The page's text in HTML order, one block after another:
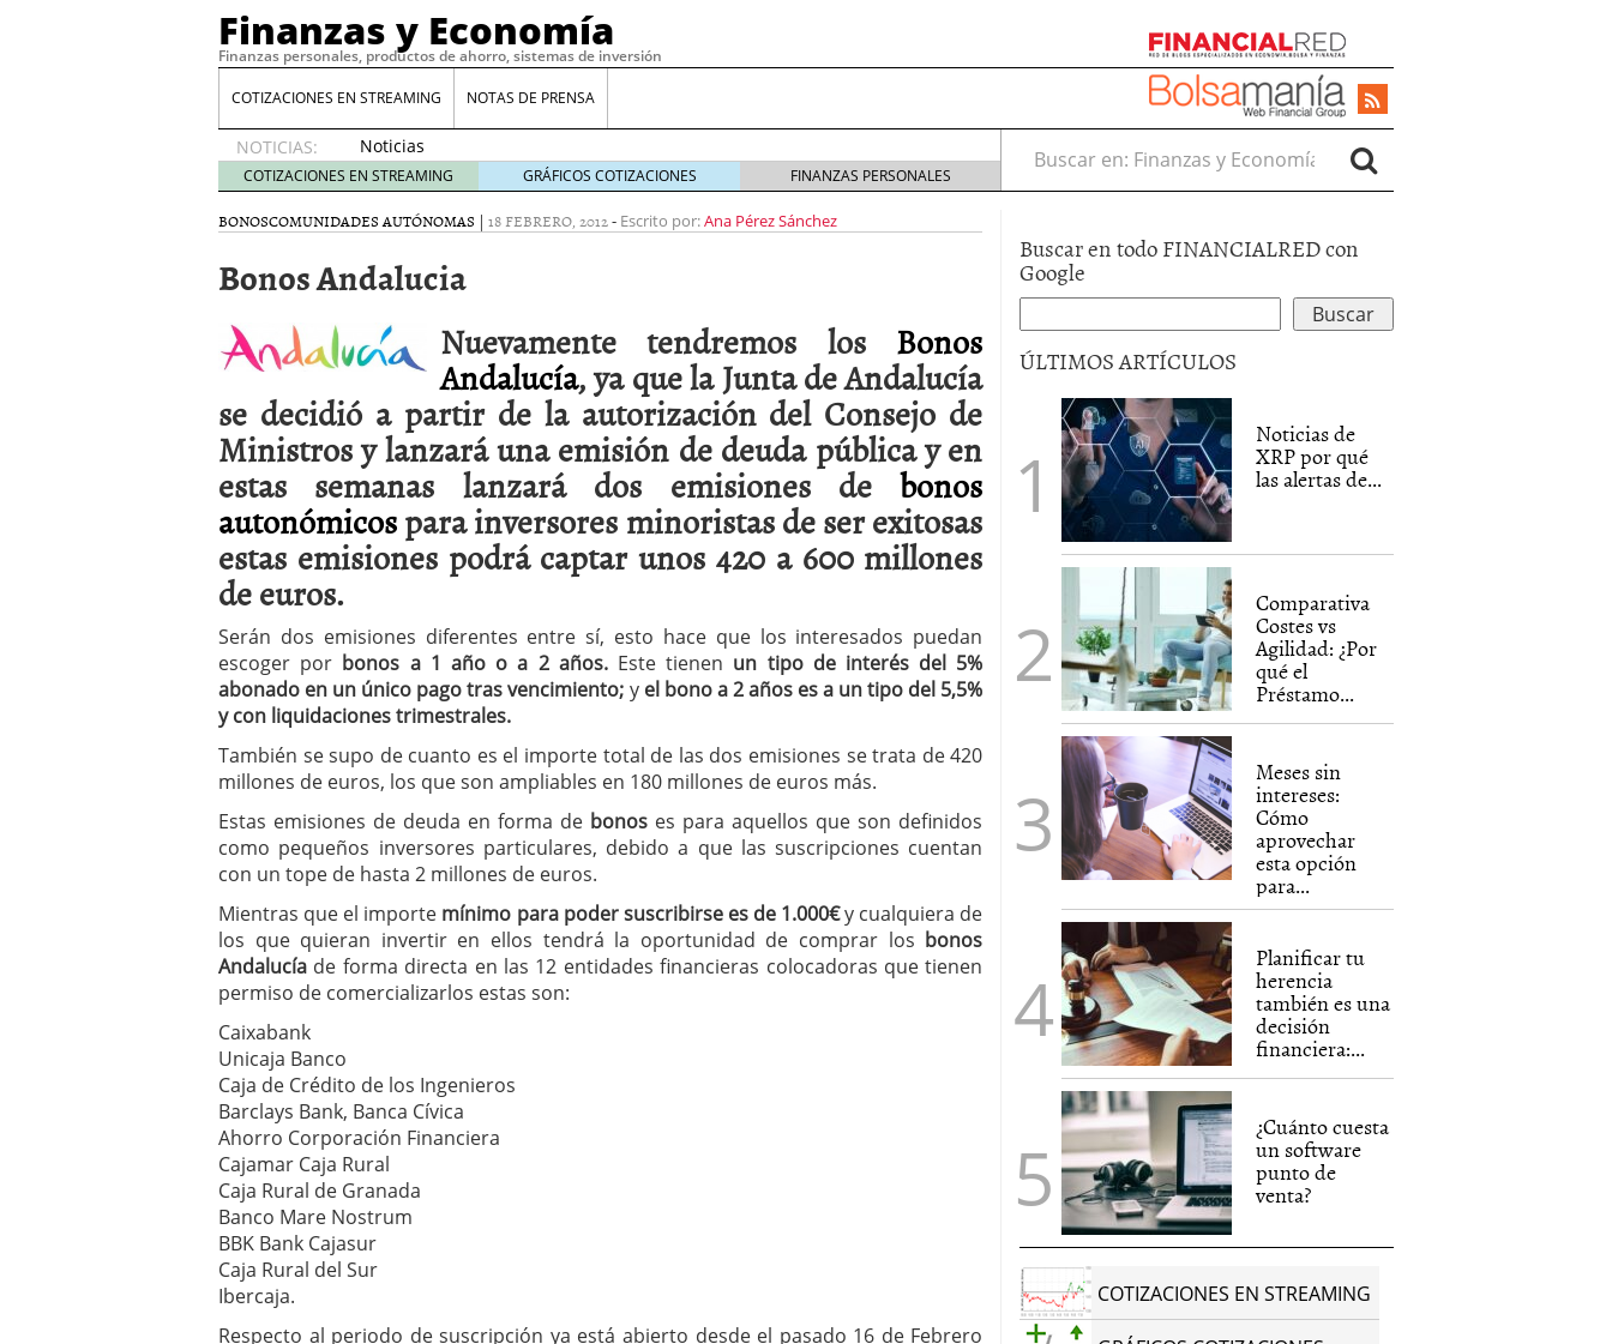
Finanzas y Economía
Finanzas personales, productos de ahorro, sistemas de inversión
COTIZACIONES EN STREAMING NOTAS DE PRENSA
NOTICIAS:
Noticias
de XRP
por qué
las
de
whales
llegar
tarde 16
de 2026
Comparativa Costes vs Agilidad: ¿Por qué el Préstamo Promotor privado
acelera la rentabilidad? 12 de diciembre de 2025
Meses sin intereses: Cómo aprovechar esta opción para gestionar tus
compras 24 de noviembre de 2025
Planificar tu herencia también es una decisión financiera: cómo anticiparte
a los costes
21 de noviembre de 2025
¿Cuánto cuesta un software punto de venta?
3 de octubre de 2025
COTIZACIONES EN STREAMING GRÁFICOS COTIZACIONES FINANZAS PERSONALES
Buscar en:
BONOSCOMUNIDADES AUTÓNOMAS | 18 FEBRERO, 2012- Escrito por:Ana Pérez Sánchez
Bonos Andalucia
Nuevamente tendremos los Bonos
Andalucía, ya que la Junta de Andalucía
se decidió a partir de la autorización del Consejo de
Ministros y lanzará una emisión de deuda pública y en
estas semanas lanzará dos emisiones debonos
autonómicospara inversores minoristas de ser exitosas
estas emisiones podrá captar unos 420 a 600 millones
de euros.
Serán dos emisiones diferentes entre sí, esto hace que los interesados puedan
escoger por bonos a 1 año o a 2 años.Este tienen un tipo de interés del 5%
abonado en un único pago tras vencimiento; yel bono a 2 años es a un tipo del 5,5%
y con liquidaciones trimestrales.
También se supo de cuanto es el importe total de las dos emisiones se trata de 420
millones de euros, los que son ampliables en 180 millones de euros más.
Estas emisiones de deuda en forma de bonos es para aquellos que son definidos
como pequeños inversores particulares, debido a que las suscripciones cuentan
con un tope de hasta 2 millones de euros.
Mientras que el importe mínimo para poder suscribirse es de 1.000€y cualquiera de
los que quieran invertir en ellos tendrá la oportunidad de comprar los bonos
Andalucía de forma directa en las 12 entidades financieras colocadoras que tienen
permiso de comercializarlos estas son:
Caixabank
Unicaja Banco
Caja de Crédito de los Ingenieros
Barclays Bank, Banca Cívica
Ahorro Corporación Financiera
Cajamar Caja Rural
Caja Rural de Granada
Banco Mare Nostrum
BBK Bank Cajasur
Caja Rural del Sur
Ibercaja.
Respecto al periodo de suscripción ya está abierto desde el pasado 16 de Febrero
Buscar en todo FINANCIALRED con
Google
ÚLTIMOS ARTÍCULOS
Noticias de
XRP por qué
las alertas de...
Comparativa
Costes vs
Agilidad: ¿Por
qué el
Préstamo...
Meses sin
intereses:
Cómo
aprovechar
esta opción
para...
Planificar tu
herencia
también es una
decisión
financiera:...
¿Cuánto cuesta
un software
punto de
venta?
COTIZACIONES EN STREAMING